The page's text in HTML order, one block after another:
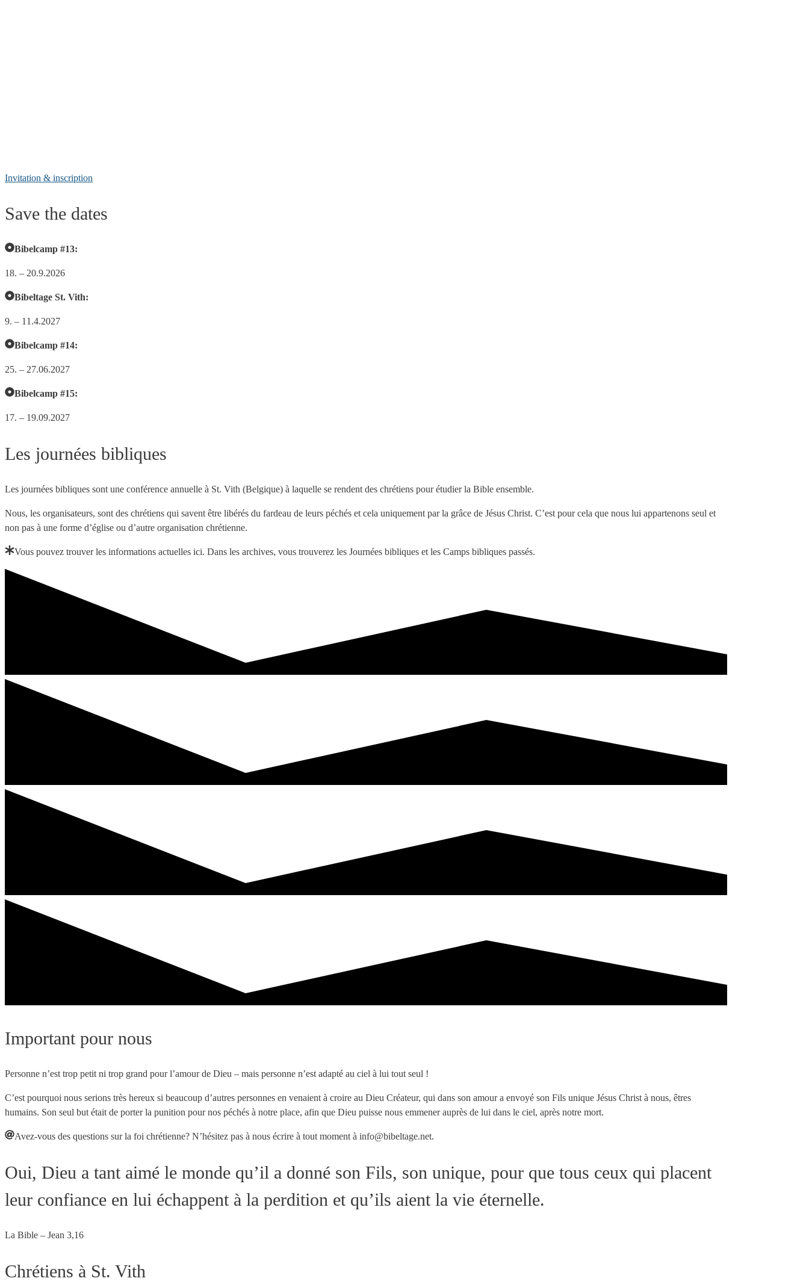
Invitation & inscription
Save the dates
Bibelcamp #13:
18. – 20.9.2026
Bibeltage St. Vith:
9. – 11.4.2027
Bibelcamp #14:
25. – 27.06.2027
Bibelcamp #15:
17. – 19.09.2027
Les journées bibliques
Les journées bibliques sont une conférence annuelle à St. Vith (Belgique) à laquelle se rendent des chrétiens pour étudier la Bible ensemble.
Nous, les organisateurs, sont des chrétiens qui savent être libérés du fardeau de leurs péchés et cela uniquement par la grâce de Jésus Christ. C’est pour cela que nous lui appartenons seul et
non pas à une forme d’église ou d’autre organisation chrétienne.
Vous pouvez trouver les informations actuelles ici. Dans les archives, vous trouverez les Journées bibliques et les Camps bibliques passés.
Important pour nous
Personne n’est trop petit ni trop grand pour l’amour de Dieu – mais personne n’est adapté au ciel à lui tout seul !
C’est pourquoi nous serions très hereux si beaucoup d’autres personnes en venaient à croire au Dieu Créateur, qui dans son amour a envoyé son Fils unique Jésus Christ à nous, êtres
humains. Son seul but était de porter la punition pour nos péchés à notre place, afin que Dieu puisse nous emmener auprès de lui dans le ciel, après notre mort.
Avez-vous des questions sur la foi chrétienne? N’hésitez pas à nous écrire à tout moment à info@bibeltage.net.
Oui, Dieu a tant aimé le monde qu’il a donné son Fils, son unique, pour que tous ceux qui placent
leur confiance en lui échappent à la perdition et qu’ils aient la vie éternelle.
La Bible – Jean 3,16
Chrétiens à St. Vith